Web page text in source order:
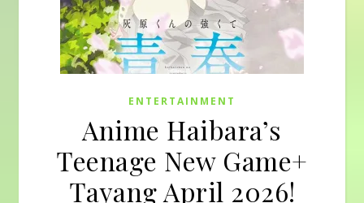
ENTERTAINMENT
Anime Haibara’s
Teenage New Game+
Tayang April 2026!